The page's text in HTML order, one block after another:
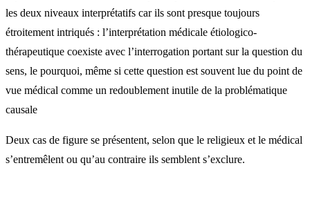
les deux niveaux interprétatifs car ils sont presque toujours
étroitement intriqués : l’interprétation médicale étiologico-
thérapeutique coexiste avec l’interrogation portant sur la question du
sens, le pourquoi, même si cette question est souvent lue du point de
vue médical comme un redoublement inutile de la problématique
causale
Deux cas de figure se présentent, selon que le religieux et le médical
s’entremêlent ou qu’au contraire ils semblent s’exclure.